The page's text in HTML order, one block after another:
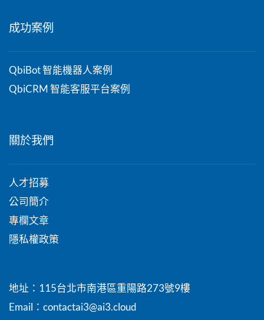
成功案例
QbiBot 智能機器人案例
QbiCRM 智能客服平台案例
關於我們
人才招募
公司簡介
專欄文章
隱私權政策
地址：115台北市南港區重陽路273號9樓
Email ：contactai3@ai3.cloud